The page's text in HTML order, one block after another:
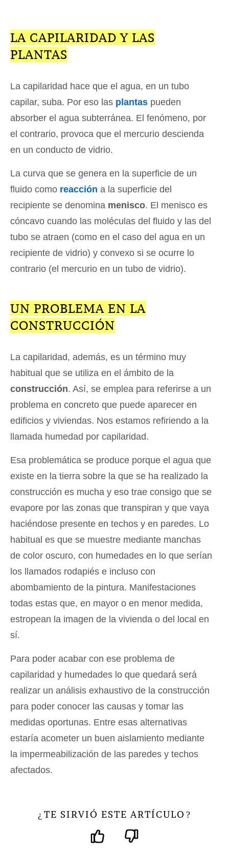
LA CAPILARIDAD Y LAS
PLANTAS
La capilaridad hace que el agua, en un tubo
capilar, suba. Por eso las plantas pueden
absorber el agua subterránea. El fenómeno, por
el contrario, provoca que el mercurio descienda
en un conducto de vidrio.
La curva que se genera en la superficie de un
fluido como reacción a la superficie del
recipiente se denomina menisco. El menisco es
cóncavo cuando las moléculas del fluido y las del
tubo se atraen (como en el caso del agua en un
recipiente de vidrio) y convexo si se ocurre lo
contrario (el mercurio en un tubo de vidrio).
UN PROBLEMA EN LA
CONSTRUCCIÓN
La capilaridad, además, es un término muy
habitual que se utiliza en el ámbito de la
construcción. Así, se emplea para referirse a un
problema en concreto que puede aparecer en
edificios y viviendas. Nos estamos refiriendo a la
llamada humedad por capilaridad.
Esa problemática se produce porque el agua que
existe en la tierra sobre la que se ha realizado la
construcción es mucha y eso trae consigo que se
evapore por las zonas que transpiran y que vaya
haciéndose presente en techos y en paredes. Lo
habitual es que se muestre mediante manchas
de color oscuro, con humedades en lo que serían
los llamados rodapiés e incluso con
abombamiento de la pintura. Manifestaciones
todas estas que, en mayor o en menor medida,
estropean la imagen de la vivienda o del local en
sí.
Para poder acabar con ese problema de
capilaridad y humedades lo que quedará será
realizar un análisis exhaustivo de la construcción
para poder conocer las causas y tomar las
medidas oportunas. Entre esas alternativas
estaría acometer un buen aislamiento mediante
la impermeabilización de las paredes y techos
afectados.
¿ TE SIRVIÓ ESTE ARTÍCULO ?